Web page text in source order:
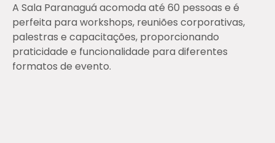
A Sala Paranaguá acomoda até 60 pessoas e é
perfeita para workshops, reuniões corporativas,
palestras e capacitações, proporcionando
praticidade e funcionalidade para diferentes
formatos de evento.